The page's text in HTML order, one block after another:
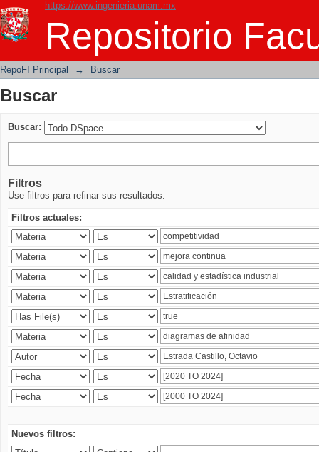
https://www.ingenieria.unam.mx
Repositorio
Buscar
RepoFI Principal → Buscar
Buscar
Buscar:
Filtros
Use filtros para refinar sus resultados.
Filtros actuales:
Nuevos filtros: